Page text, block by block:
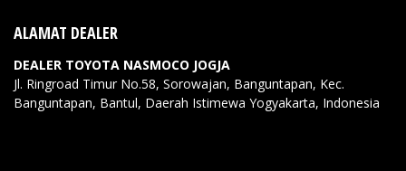
ALAMAT DEALER
DEALER TOYOTA NASMOCO JOGJA
Jl. Ringroad Timur No.58, Sorowajan, Banguntapan, Kec.
Banguntapan, Bantul, Daerah Istimewa Yogyakarta, Indonesia